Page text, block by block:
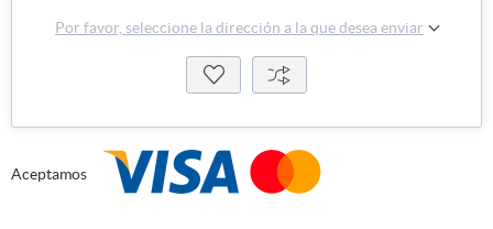
Por favor, seleccione la dirección a la que desea enviar
Aceptamos